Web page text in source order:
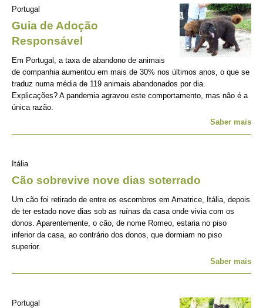
Portugal
Guia de Adoção
Responsável
Em Portugal, a taxa de abandono de animais
de companhia aumentou em mais de 30% nos últimos anos, o que se
traduz numa média de 119 animais abandonados por dia.
Explicações? A pandemia agravou este comportamento, mas não é a
única razão.
Saber mais
Itália
Cão sobrevive nove dias soterrado
Um cão foi retirado de entre os escombros em Amatrice, Itália, depois
de ter estado nove dias sob as ruínas da casa onde vivia com os
donos. Aparentemente, o cão, de nome Romeo, estaria no piso
inferior da casa, ao contrário dos donos, que dormiam no piso
superior.
Saber mais
Portugal